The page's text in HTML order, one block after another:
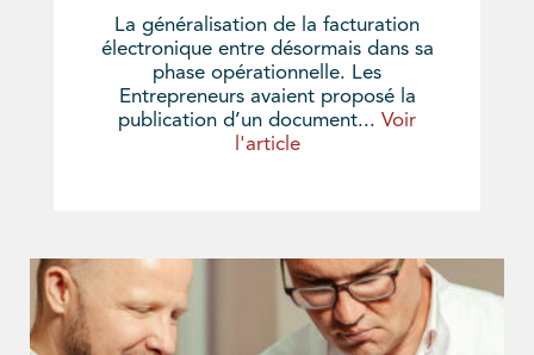
La généralisation de la facturation
électronique entre désormais dans sa
phase opérationnelle. Les
Entrepreneurs avaient proposé la
publication d’un document... Voir
l'article